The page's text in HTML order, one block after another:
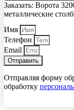
Заказать: Ворота
металлические
Имя
Телефон
Email
Отправить
Отправляя форму
обработку